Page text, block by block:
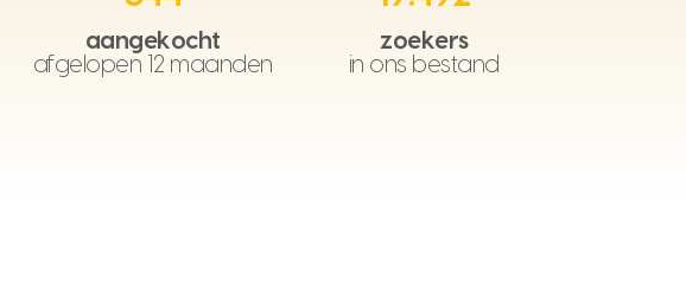
aangekocht
afgelopen 12 maanden
zoekers
in ons bestand